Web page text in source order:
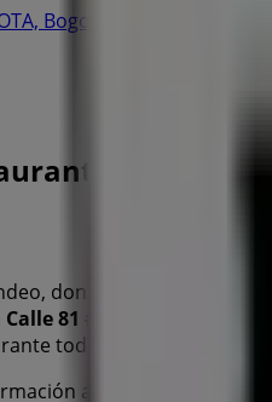
Bogotá
en
donde podrás
Calle 81 #13-05 – Centro
todo el
actualizada sobre